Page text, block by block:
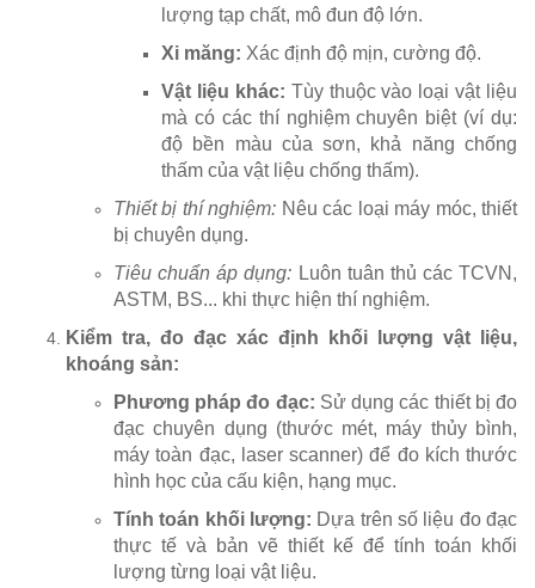
lượng tạp chất, mô đun độ lớn.
Xi măng: Xác định độ mịn, cường độ.
Vật liệu khác: Tùy thuộc vào loại vật liệu
mà có các thí nghiệm chuyên biệt (ví dụ:
độ bền màu của sơn, khả năng chống
thấm của vật liệu chống thấm).
Thiết bị thí nghiệm: Nêu các loại máy móc, thiết
bị chuyên dụng.
Tiêu chuẩn áp dụng: Luôn tuân thủ các TCVN,
ASTM, BS... khi thực hiện thí nghiệm.
Kiểm tra, đo đạc xác định khối lượng vật liệu,
khoáng sản:
Phương pháp đo đạc: Sử dụng các thiết bị đo
đạc chuyên dụng (thước mét, máy thủy bình,
máy toàn đạc, laser scanner) để đo kích thước
hình học của cấu kiện, hạng mục.
Tính toán khối lượng: Dựa trên số liệu đo đạc
thực tế và bản vẽ thiết kế để tính toán khối
lượng từng loại vật liệu.